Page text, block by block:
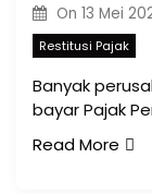
On 13 Mei
Restitusi Pajak
Banyak
bayar Pajak
Read More